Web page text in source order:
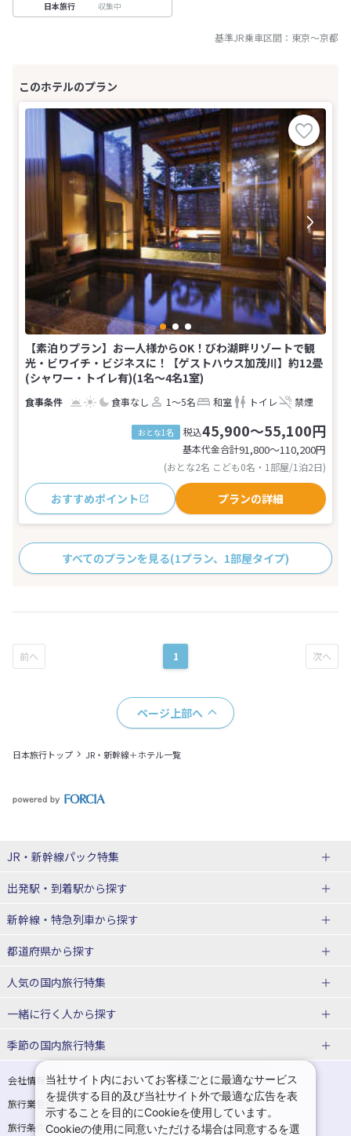
日本旅行 収集中
基準JR乗車区間： 東京～京都
【素泊りプラン】お一人様からOK！びわ湖畔リゾートで観
光・ビワイチ・ビジネスに！【ゲストハウス加茂川】約12畳
(シャワー・トイレ有)(1名～4名1室)
食事なし 1～5名 和室 トイレ 禁煙
おとな1名 税込45,900～55,100円
基本代金合計91,800〜110,200円
(おとな2名 こども0名・1部屋/1泊2日)
おすすめポイント プランの詳細
すべてのプランを見る(1プラン、1部屋タイプ)
1
ページ上部へ
日本旅行トップ JR・新幹線＋ホテル一覧
JR・新幹線パック特集
JR・新幹線＋ホテルパック
出張パック
出発駅・到着駅から探す
秋田⇔東京 新幹線パック
仙台→東京 新幹線パック
富山⇔東京 新幹線パック
東京→仙台 新幹線パック
東京→金沢 新幹線パック
東京⇔軽井沢 新幹線パック 東京→長野 新幹線パック
東京→名古屋 新幹線パック 東京→京都 新幹線パック
新幹線・特急列車から探す
北海道新幹線 旅行
山形新幹線 旅行
東海道新幹線 旅行
上越新幹線 旅行
九州新幹線 旅行 西九州新幹線 旅行
特急サンダーバード 旅行
都道府県から探す
北海道旅行・ツアー
東北
青森旅行・ツアー 岩手旅行・ツアー
宮城旅行・ツアー 秋田旅行・ツアー
人気の国内旅行特集
東京ディズニーリゾート®への旅
ユニバーサル・スタジオ・ジャパ
温泉旅行 日帰り旅行
一緒に行く人から探す
一人旅 国内版
カップル・夫婦旅行 国内版 女子旅 国内版
卒業旅行・学生旅行 国内版
季節の国内旅行特集
桜・お花見特集
ゴールデンウィーク（GW）の国内
旅行
夏休み・お盆の国内旅行 7月の国内旅行
会社情報
プライバシーポリシー
旅行業登録票・約款
規約集
旅行条件書
商標について
当社サイト内においてお客様ごとに最適なサービス
を提供する目的及び当社サイト外で最適な広告を表
示することを目的にCookieを使用しています。
Cookieの使用に同意いただける場合は同意するを選